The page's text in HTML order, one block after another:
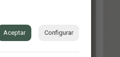
Aceptar Configurar